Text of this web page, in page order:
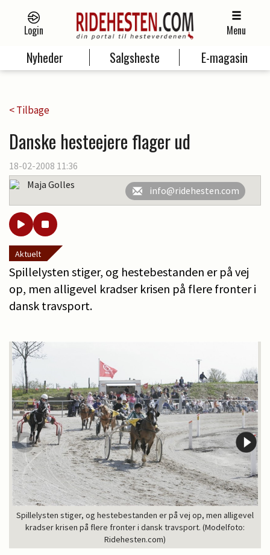
Login Menu
Nyheder Salgsheste E-magasin
< Tilbage
Danske hesteejere flager ud
18-02-2008 11:36
Maja Golles
info@ridehesten.com
Aktuelt
Spillelysten stiger, og hestebestanden er på vej
op, men alligevel kradser krisen på flere fronter i
dansk travsport.
Spillelysten stiger, og hestebestanden er på vej op, men alligevel
kradser krisen på flere fronter i dansk travsport. (Modelfoto:
Ridehesten.com)